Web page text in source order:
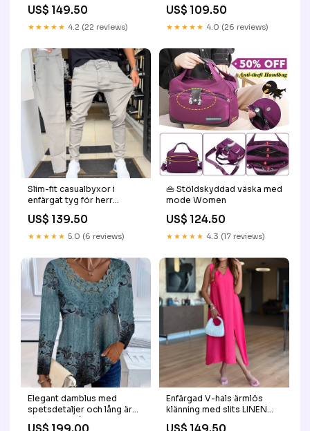
US$ 149.50
★★★★★ 4.2 (22 reviews)
US$ 109.50
★★★★★ 4.0 (26 reviews)
Slim-fit casualbyxor i
enfärgat tyg för herr
US$ 139.50
★★★★★ 5.0 (6 reviews)
👜 Stöldskyddad väska med
mode Women
US$ 124.50
★★★★★ 4.3 (17 reviews)
Elegant damblus med
spetsdetaljer och lång ärm
Enfärgad V-hals ärmlös
klänning med slits LINEN